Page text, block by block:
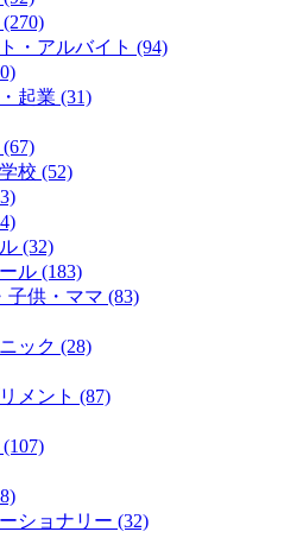
・アルバイト (94)
起業 (31)
校 (52)
(32)
ル (183)
子供・ママ (83)
ック (28)
メント (87)
ショナリー (32)